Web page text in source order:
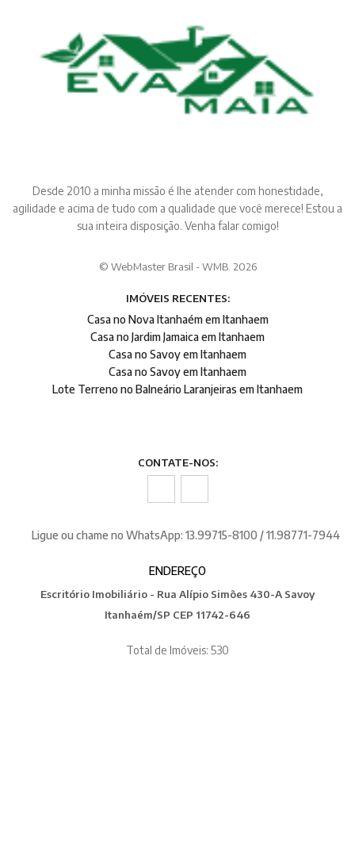
Desde 2010 a minha missão é lhe atender com honestidade,
agilidade e acima de tudo com a qualidade que você merece! Estou a
sua inteira disposição. Venha falar comigo!
© WebMaster Brasil - WMB. 2026
IMÓVEIS RECENTES:
Casa no Nova Itanhaém em Itanhaem
Casa no Jardim Jamaica em Itanhaem
Casa no Savoy em Itanhaem
Casa no Savoy em Itanhaem
Lote Terreno no Balneário Laranjeiras em Itanhaem
CONTATE-NOS:
Ligue ou chame no WhatsApp: 13.99715-8100 / 11.98771-7944
ENDEREÇO
Escritório Imobiliário - Rua Alípio Simões 430-A Savoy
Itanhaém/SP CEP 11742-646
Total de Imóveis: 530